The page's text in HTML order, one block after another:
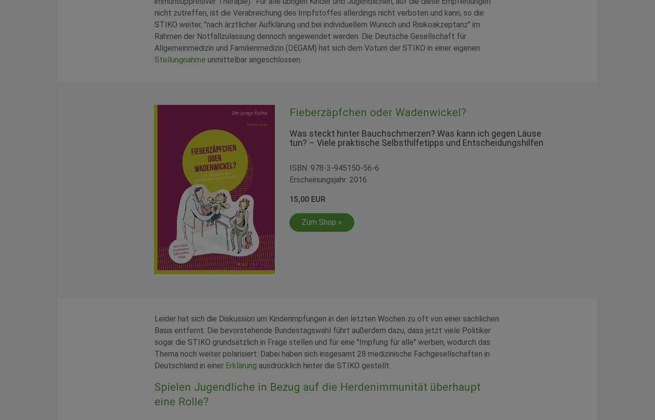
nicht zutreffen, ist die Verabreichung des Impfstoffes allerdings nicht verboten und kann, so die
STIKO weiter, "nach ärztlicher Aufklärung und bei individuellem Wunsch und Risikoakzeptanz" im
Rahmen der Notfallzulassung dennoch angewendet werden. Die Deutsche Gesellschaft für
Allgemeinmedizin und Familienmedizin (DEGAM) hat sich dem Votum der STIKO in einer eigenen
Stellungnahme unmittelbar angeschlossen.
Fieberzäpfchen oder Wadenwickel?
Was steckt hinter Bauchschmerzen? Was kann ich gegen Läuse
tun? – Viele praktische Selbsthilfetipps und Entscheidungshilfen
ISBN: 978-3-945150-56-6
Erscheinungsjahr: 2016
15,00 EUR
Zum Shop »
Leider hat sich die Diskussion um Kinderimpfungen in den letzten Wochen zu oft von einer sachlichen
Basis entfernt. Die bevorstehende Bundestagswahl führt außerdem dazu, dass jetzt viele Politiker
sogar die STIKO grundsätzlich in Frage stellen und für eine "Impfung für alle" werben, wodurch das
Thema noch weiter polarisiert. Dabei haben sich insgesamt 28 medizinische Fachgesellschaften in
Deutschland in einer Erklärung ausdrücklich hinter die STIKO gestellt.
Spielen Jugendliche in Bezug auf die Herdenimmunität überhaupt
eine Rolle?